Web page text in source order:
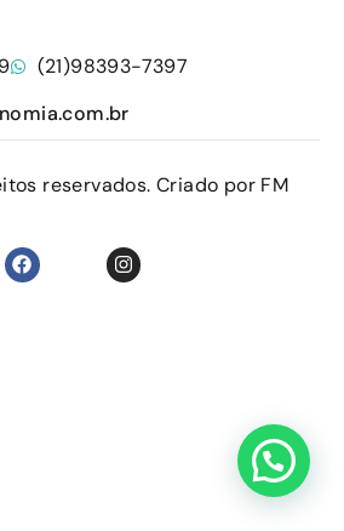
(21)98393-7397
reservados. Criado por FM